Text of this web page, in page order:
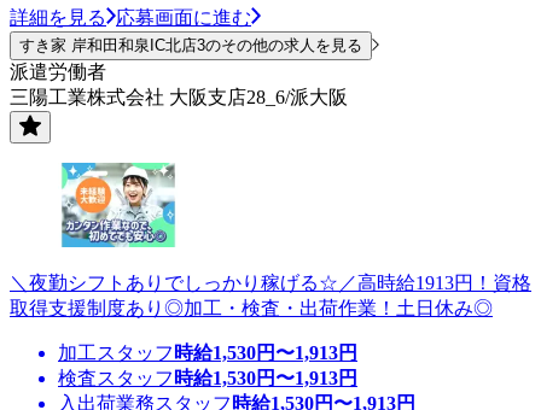
詳細を見る 応募画面に進む
すき家 岸和田和泉IC北店3のその他の求人を見る
派遣労働者
三陽工業株式会社 大阪支店28_6/派大阪
＼夜勤シフトありでしっかり稼げる☆／高時給1913円！資格
取得支援制度あり◎加工・検査・出荷作業！土日休み◎
加工スタッフ 時給1,530円〜1,913円
検査スタッフ 時給1,530円〜1,913円
入出荷業務スタッフ 時給1,530円〜1,913円